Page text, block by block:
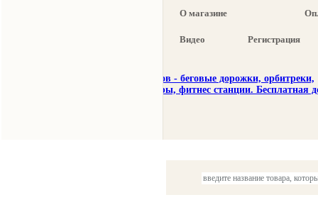
О магазине
Видео Регистрация